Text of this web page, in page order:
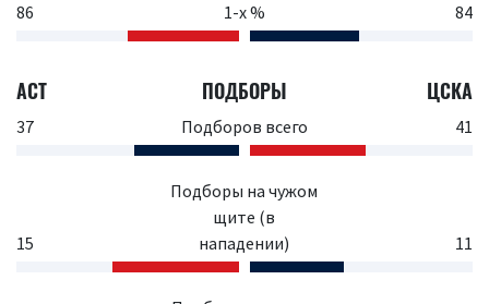
86 1-х % 84
АСТ ПОДБОРЫ ЦСКА
37 Подборов всего 41
15
Подборы на чужом
щите (в
нападении)
11